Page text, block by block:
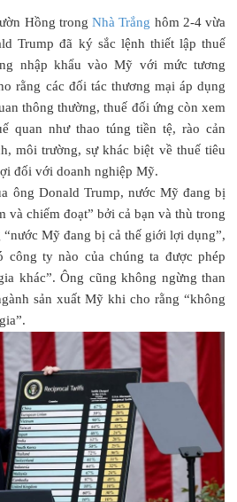
Hồng trongNhà Trắng hôm 2-4 vừa
Trump đã ký sắc lệnh thiết lập thuế
nhập khẩu vào Mỹ với mức tương
rằng các đối tác thương mại áp dụng
thông thường, thuế đối ứng còn xem
quan như thao túng tiền tệ, rào cản
môi trường, sự khác biệt về thuế tiêu
đối với doanh nghiệp Mỹ.
ông Donald Trump, nước Mỹ đang bị
và chiếm đoạt” bởi cả bạn và thù trong
“nước Mỹ đang bị cả thế giới lợi dụng”,
công ty nào của chúng ta được phép
khác”. Ông cũng không ngừng than
sản xuất Mỹ khi cho rằng “không